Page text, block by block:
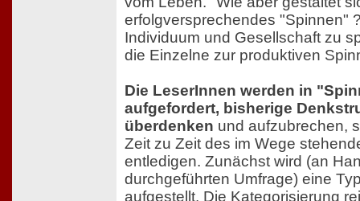
erfolgversprechendes "Spinnen"
Individuum und Gesellschaft zu
die Einzelne zur produktiven
Die LeserInnen werden in
aufgefordert, bisherige
überdenken und aufzubrechen,
Zeit zu Zeit des im Wege
entledigen. Zunächst wird (an
durchgeführten Umfrage) eine
aufgestellt. Die Kategorisierung